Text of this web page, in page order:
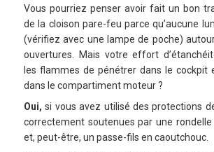
Vous pourriez penser avoir fait un bon
de la cloison pare-feu parce qu’aucune
(vérifiez avec une lampe de poche)
ouvertures. Mais votre effort
les flammes de pénétrer dans le cockpit
dans le compartiment moteur ?
Oui, si vous avez utilisé des protections
correctement soutenues par une
et, peut-être, un passe-fils en caoutchouc.